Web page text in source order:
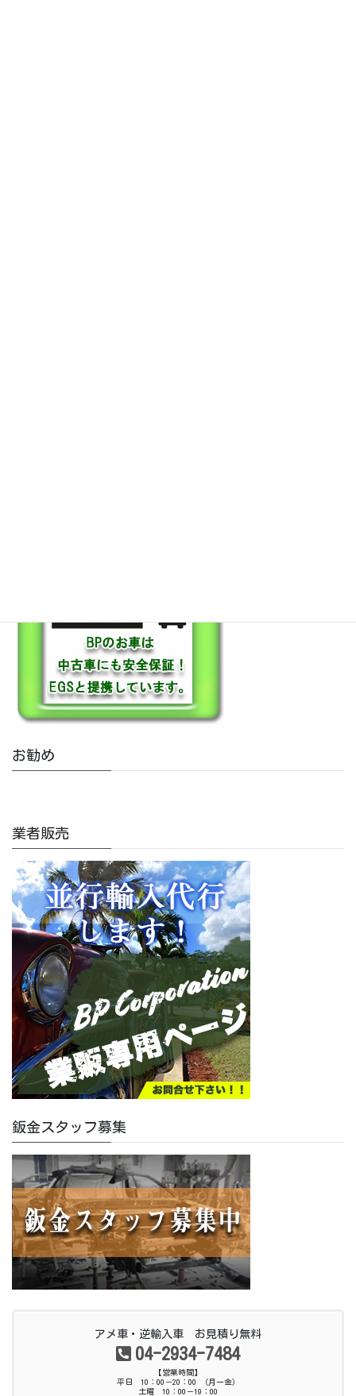
お勧め
業者販売
鈑金スタッフ募集
アメ車・逆輸入車 お見積り無料
04-2934-7484
【営業時間】
平日 10：00－20：00 （月ー金）
土曜 10：00－19：00